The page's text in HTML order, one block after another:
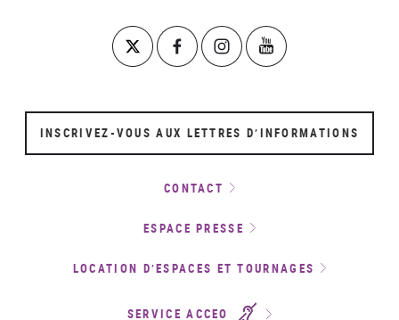
INSCRIVEZ-VOUS AUX LETTRES D’INFORMATIONS
CONTACT
ESPACE PRESSE
LOCATION D’ESPACES ET TOURNAGES
SERVICE ACCEO